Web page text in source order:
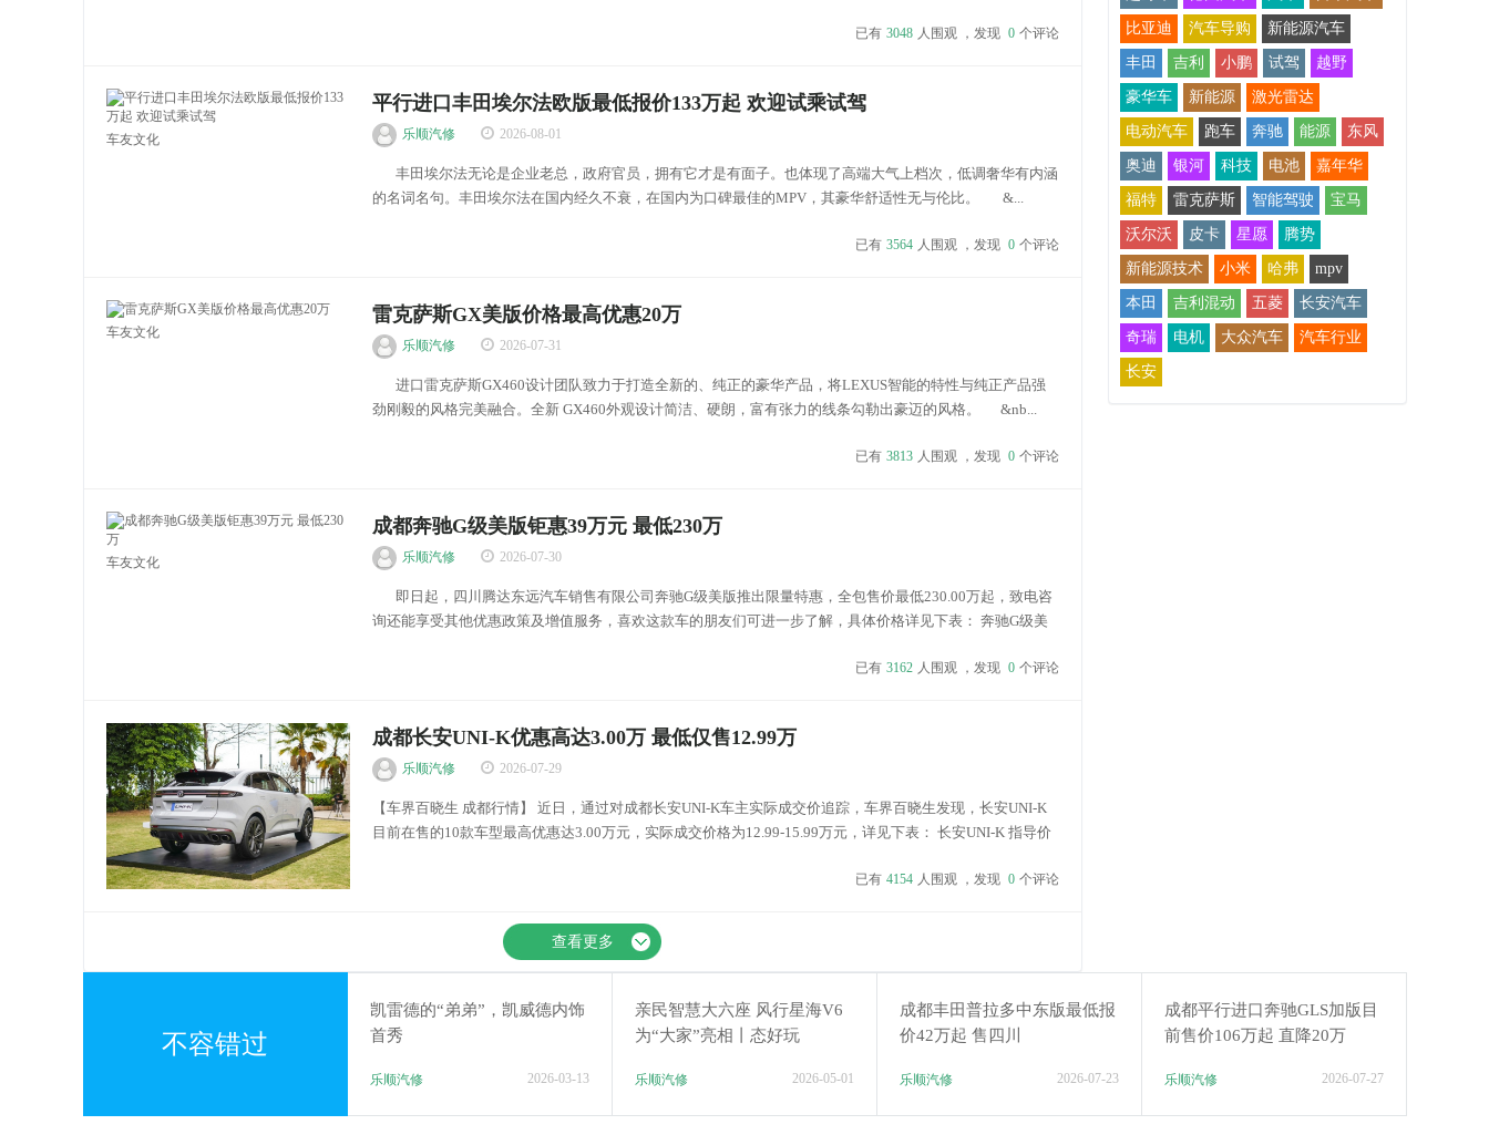
已有 3048 人围观 ，发现 0 个评论
车友文化
平行进口丰田埃尔法欧版最低报价133万起 欢迎试乘试驾
乐顺汽修 2026-08-01
丰田埃尔法无论是企业老总，政府官员，拥有它才是有面子。也体现了高端大气上档次，低调奢华有内涵
的名词名句。丰田埃尔法在国内经久不衰，在国内为口碑最佳的MPV，其豪华舒适性无与伦比。 &...
已有 3564 人围观 ，发现 0 个评论
车友文化
雷克萨斯GX美版价格最高优惠20万
乐顺汽修 2026-07-31
进口雷克萨斯GX460设计团队致力于打造全新的、纯正的豪华产品，将LEXUS智能的特性与纯正产品强
劲刚毅的风格完美融合。全新 GX460外观设计简洁、硬朗，富有张力的线条勾勒出豪迈的风格。 &nb...
已有 3813 人围观 ，发现 0 个评论
车友文化
成都奔驰G级美版钜惠39万元 最低230万
乐顺汽修 2026-07-30
即日起，四川腾达东远汽车销售有限公司奔驰G级美版推出限量特惠，全包售价最低230.00万起，致电咨
询还能享受其他优惠政策及增值服务，喜欢这款车的朋友们可进一步了解，具体价格详见下表： 奔驰G级美
已有 3162 人围观 ，发现 0 个评论
成都长安UNI-K优惠高达3.00万 最低仅售12.99万
乐顺汽修 2026-07-29
【车界百晓生 成都行情】 近日，通过对成都长安UNI-K车主实际成交价追踪，车界百晓生发现，长安UNI-K
目前在售的10款车型最高优惠达3.00万元，实际成交价格为12.99-15.99万元，详见下表： 长安UNI-K 指导价
已有 4154 人围观 ，发现 0 个评论
查看更多
比亚迪 汽车导购 新能源汽车
丰田 吉利 小鹏 试驾 越野
豪华车 新能源 激光雷达
电动汽车 跑车 奔驰 能源 东风
奥迪 银河 科技 电池 嘉年华
福特 雷克萨斯 智能驾驶 宝马
沃尔沃 皮卡 星愿 腾势
新能源技术 小米 哈弗 mpv
本田 吉利混动 五菱 长安汽车
奇瑞 电机 大众汽车 汽车行业
长安
不容错过
凯雷德的“弟弟”，凯威德内饰
首秀
乐顺汽修 2026-03-13
亲民智慧大六座 风行星海V6
为“大家”亮相丨态好玩
乐顺汽修 2026-05-01
成都丰田普拉多中东版最低报
价42万起 售四川
乐顺汽修 2026-07-23
成都平行进口奔驰GLS加版目
前售价106万起 直降20万
乐顺汽修 2026-07-27